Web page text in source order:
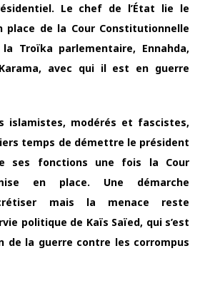
Le chef de l’État lie le
de la Cour Constitutionnelle
Troïka parlementaire, Ennahda,
avec qui il est en guerre
islamistes, modérés et fascistes,
temps de démettre le président
ses fonctions une fois la Cour
en place. Une démarche
mais la menace reste
politique de Kaïs Saïed, qui s’est
de la guerre contre les corrompus